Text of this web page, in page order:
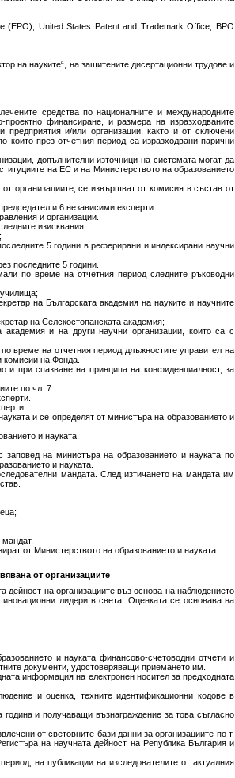
(EPO), United States Patent and Trademark Office, BPO
на науките“, на защитените дисертационни трудове и
средства по националните и международните
финансиране, и размера на изразходваните
предприятия и/или организации, както и от сключени
които през отчетния период са изразходвани парични
допълнителни източници на системата могат да
на ЕС и на Министерството на образованието
организациите, се извършват от комисия в състав от
и 6 независими експерти.
и организации.
изисквания:
5 години в реферирани и индексирани научни
последните 5 години.
по време на отчетния период следните ръководни
училища;
на Българската академия на науките и научните
на Селскостопанската академия;
академия и на други научни организации, които са с
време на отчетния период длъжностите управител на
комисии на Фонда.
и при спазване на принципа на конфиденциалност, за
по чл. 7.
и се определят от министъра на образованието и
и науката.
на министъра на образованието и науката по
и науката.
мандата. След изтичането на мандата им
от Министерството на образованието и науката.
от организациите
дейност на организациите въз основа на наблюдението
лидери в света. Оценката се основава на
и науката финансово-счетоводни отчети и
документи, удостоверяващи приемането им.
информация на електронен носител за предходната
и оценка, техните идентификационни кодове в
и получаващи възнаграждение за това съгласно
от световните бази данни за организациите по т.
на научната дейност на Република България и
на публикации на изследователите от актуалния